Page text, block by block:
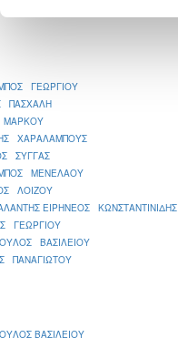
ΓΕΩΡΓΙΟΥ
ΠΑΣΧΑΛΗ
ΜΑΡΚΟΥ
ΧΑΡΑΛΑΜΠΟΥΣ
ΣΥΓΓΑΣ
ΜΕΝΕΛΑΟΥ
ΛΟΙΖΟΥ
ΕΙΡΗΝΕΟΣ ΚΩΝΣΤΑΝΤΙΝΙΔΗΣ
ΓΕΩΡΓΙΟΥ
ΒΑΣΙΛΕΙΟΥ
ΠΑΝΑΓΙΩΤΟΥ
ΒΑΣΙΛΕΙΟΥ